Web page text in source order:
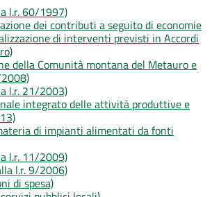
l.r. 60/1997)
dei contributi a seguito di economie
di interventi previsti in Accordi
della Comunità montana del Metauro e
l.r. 21/2003)
integrato delle attività produttive e
di impianti alimentati da fonti
l.r. 11/2009)
l.r. 9/2006)
di spesa)